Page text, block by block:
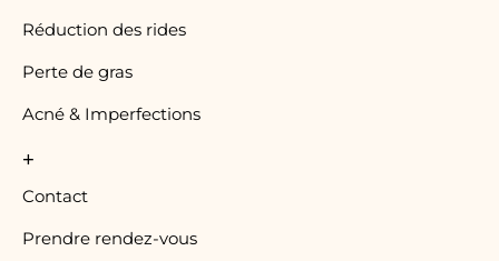
Réduction des rides
Perte de gras
Acné & Imperfections
+
Contact
Prendre rendez-vous